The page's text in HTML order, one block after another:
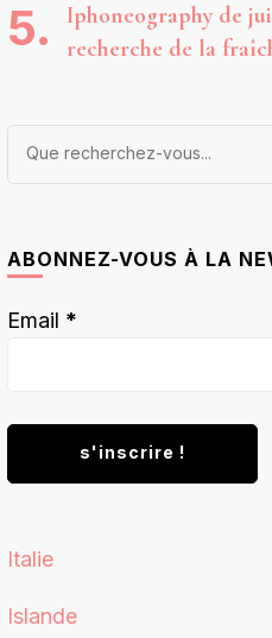
Iphoneography de
recherche de la
Vous
ABONNEZ-VOUS À LA
Email *
Italie
Islande